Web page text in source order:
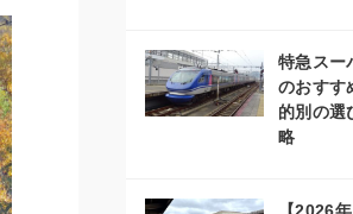
特急スー
のおすす
的別の選
略